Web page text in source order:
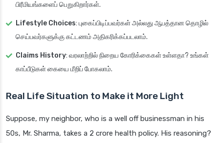
பிரீமியங்களைப் பெறுகிறார்கள்.
Lifestyle Choices: புகைப்பிடிப்பவர்கள் அல்லது ஆபத்தான தொழில்
செய்பவர்களுக்கு கட்டணம் அதிகரிக்கப்படலாம்.
Claims History: வரலாற்றில் நிறைய கோரிக்கைகள் உள்ளதா? உங்கள்
காப்பீடுகள் கையை மீறிப் போகலாம்.
Real Life Situation to Make it More Light
Suppose, my neighbor, who is a well off businessman in his
50s, Mr. Sharma, takes a 2 crore health policy. His reasoning?